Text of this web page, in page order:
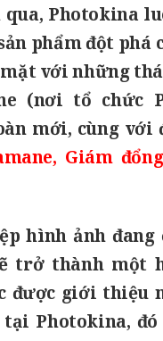
qua, Photokina
phẩm đột phá
với những
(nơi tổ
mới, cùng
Giám
hình ảnh
trở thành một
được giới thiệu
Photokina,